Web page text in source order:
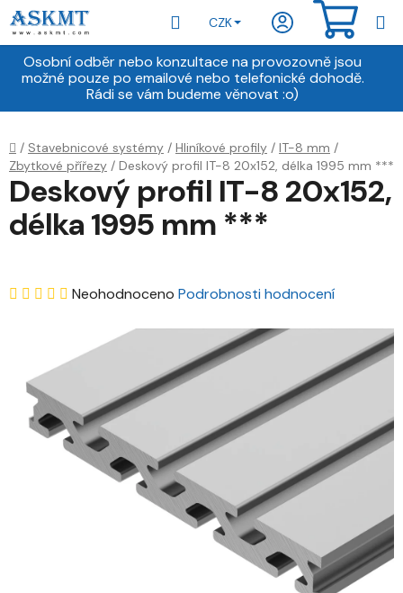
Přejít
na
obsah
Osobní odběr nebo konzultace na provozovně jsou
možné pouze po emailové nebo telefonické dohodě.
Rádi se vám budeme věnovat :o)
Hledat
CZK
Domů
/ Stavebnicové systémy / Hliníkové profily / IT-8 mm /
Zbytkové přířezy / Deskový profil IT-8 20x152, délka 1995 mm ***
Deskový profil IT-8 20x152,
délka 1995 mm ***
Průměrné
produktu
je
z
5
hvězdiček.
Neohodnoceno Podrobnosti hodnocení